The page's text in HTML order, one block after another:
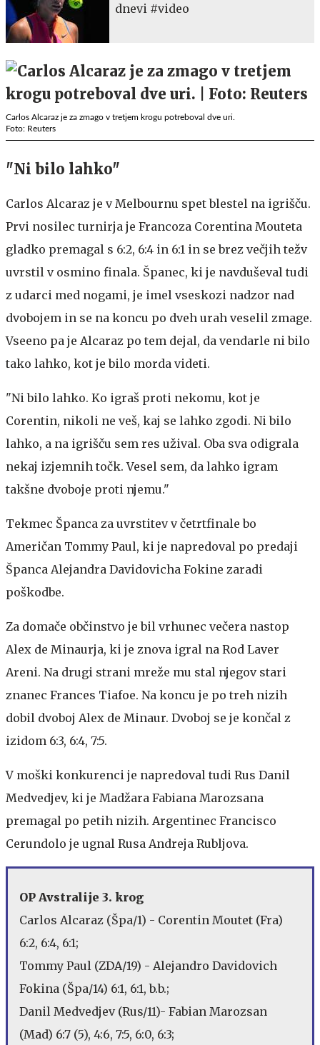
dnevi #video
Carlos Alcaraz je za zmago v tretjem krogu potreboval dve uri.
Foto: Reuters
"Ni bilo lahko"
Carlos Alcaraz je v Melbournu spet blestel na igrišču.
Prvi nosilec turnirja je Francoza Corentina Mouteta
gladko premagal s 6:2, 6:4 in 6:1 in se brez večjih težv
uvrstil v osmino finala. Španec, ki je navduševal tudi
z udarci med nogami, je imel vseskozi nadzor nad
dvobojem in se na koncu po dveh urah veselil zmage.
Vseeno pa je Alcaraz po tem dejal, da vendarle ni bilo
tako lahko, kot je bilo morda videti.
"Ni bilo lahko. Ko igraš proti nekomu, kot je
Corentin, nikoli ne veš, kaj se lahko zgodi. Ni bilo
lahko, a na igrišču sem res užival. Oba sva odigrala
nekaj izjemnih točk. Vesel sem, da lahko igram
takšne dvoboje proti njemu."
Tekmec Španca za uvrstitev v četrtfinale bo
Američan Tommy Paul, ki je napredoval po predaji
Španca Alejandra Davidovicha Fokine zaradi
poškodbe.
Za domače občinstvo je bil vrhunec večera nastop
Alex de Minaurja, ki je znova igral na Rod Laver
Areni. Na drugi strani mreže mu stal njegov stari
znanec Frances Tiafoe. Na koncu je po treh nizih
dobil dvoboj Alex de Minaur. Dvoboj se je končal z
izidom 6:3, 6:4, 7:5.
V moški konkurenci je napredoval tudi Rus Danil
Medvedjev, ki je Madžara Fabiana Marozsana
premagal po petih nizih. Argentinec Francisco
Cerundolo je ugnal Rusa Andreja Rubljova.
OP Avstralije 3. krog
Carlos Alcaraz (Špa/1) - Corentin Moutet (Fra)
6:2, 6:4, 6:1;
Tommy Paul (ZDA/19) - Alejandro Davidovich
Fokina (Špa/14) 6:1, 6:1, b.b.;
Danil Medvedjev (Rus/11)- Fabian Marozsan
(Mad) 6:7 (5), 4:6, 7:5, 6:0, 6:3;